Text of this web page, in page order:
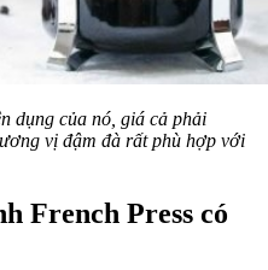
dụng của nó, giá cả phải
vị đậm đà rất phù hợp với
French Press có